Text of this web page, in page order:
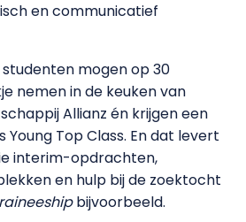
en communicatief
mogen op 30
nemen in de keuken van
Allianz én krijgen een
Young Top Class. En dat levert
interim-opdrachten,
en hulp bij de zoektocht
bijvoorbeeld.